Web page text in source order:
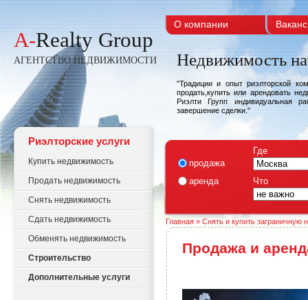
Недвижимость
"Традиции и опыт риэлторской
продать,купить или арендовать
Риэлти Групп индивидуальная
завершение сделки."
A-Realty Group
АГЕНТСТВО НЕДВИЖИМОСТИ
О компании
Риэлторские услуги
Купить недвижимость
Продать недвижимость
Снять недвижимость
Сдать недвижимость
Обменять недвижимость
Строительство
Дополнительные услуги
продажа
аренда
Где
Что
Главная » Снять и купить заграничную
Продажа и